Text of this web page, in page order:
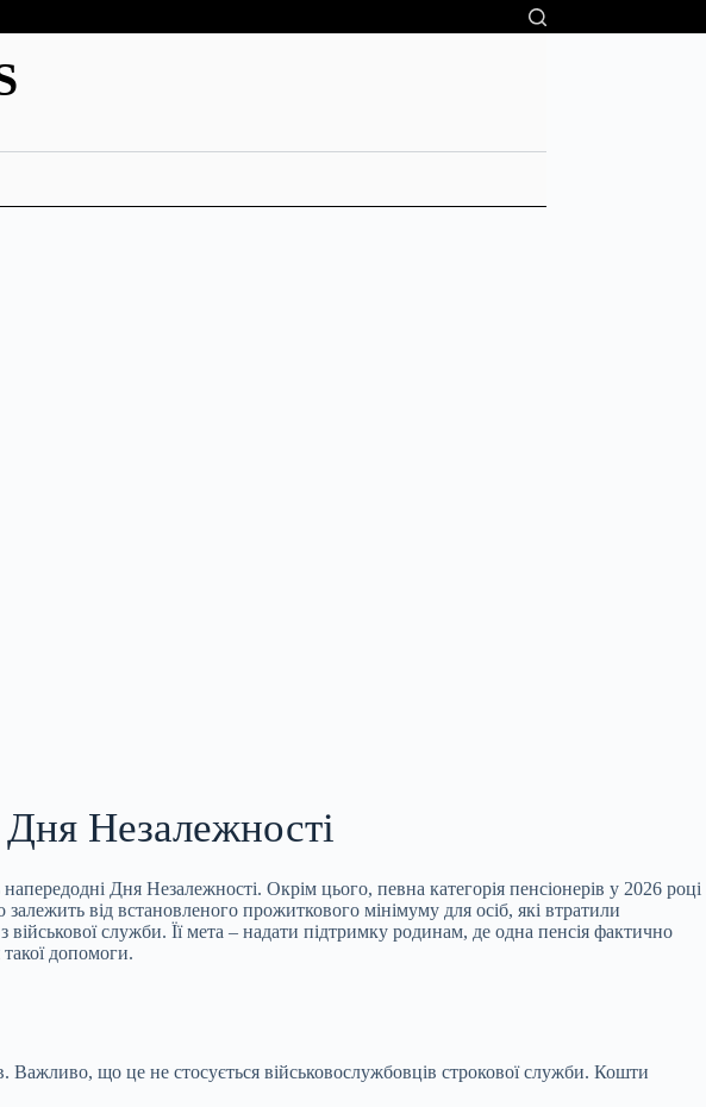
Незалежності
напередодні Дня Незалежності. Окрім цього, певна категорія пенсіонерів у 2026 році
від встановленого прожиткового мінімуму для осіб, які втратили
служби. Її мета – надати підтримку родинам, де одна пенсія фактично
допомоги.
що це не стосується військовослужбовців строкової служби. Кошти